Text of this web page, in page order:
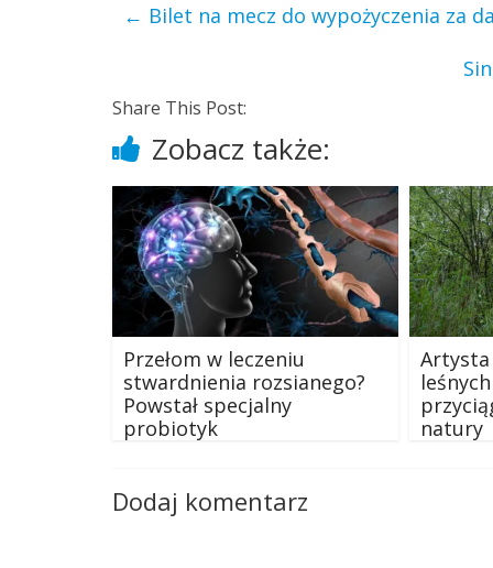
← Bilet na mecz do wypożyczenia za
Share This Post:
Zobacz także:
Przełom w leczeniu
stwardnienia rozsianego?
Powstał specjalny
probiotyk
natury
Dodaj komentarz